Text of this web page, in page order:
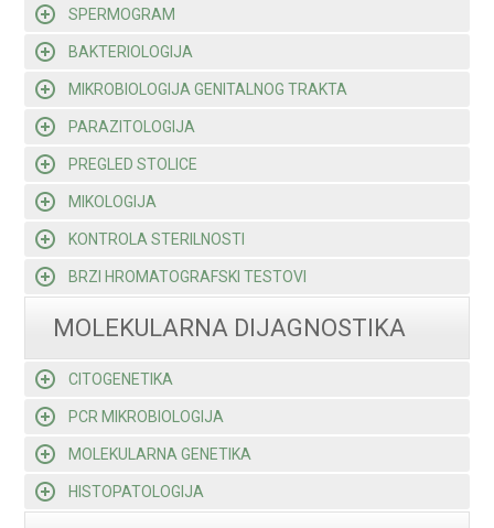
SPERMOGRAM
BAKTERIOLOGIJA
MIKROBIOLOGIJA GENITALNOG TRAKTA
PARAZITOLOGIJA
PREGLED STOLICE
MIKOLOGIJA
KONTROLA STERILNOSTI
BRZI HROMATOGRAFSKI TESTOVI
MOLEKULARNA DIJAGNOSTIKA
CITOGENETIKA
PCR MIKROBIOLOGIJA
MOLEKULARNA GENETIKA
HISTOPATOLOGIJA